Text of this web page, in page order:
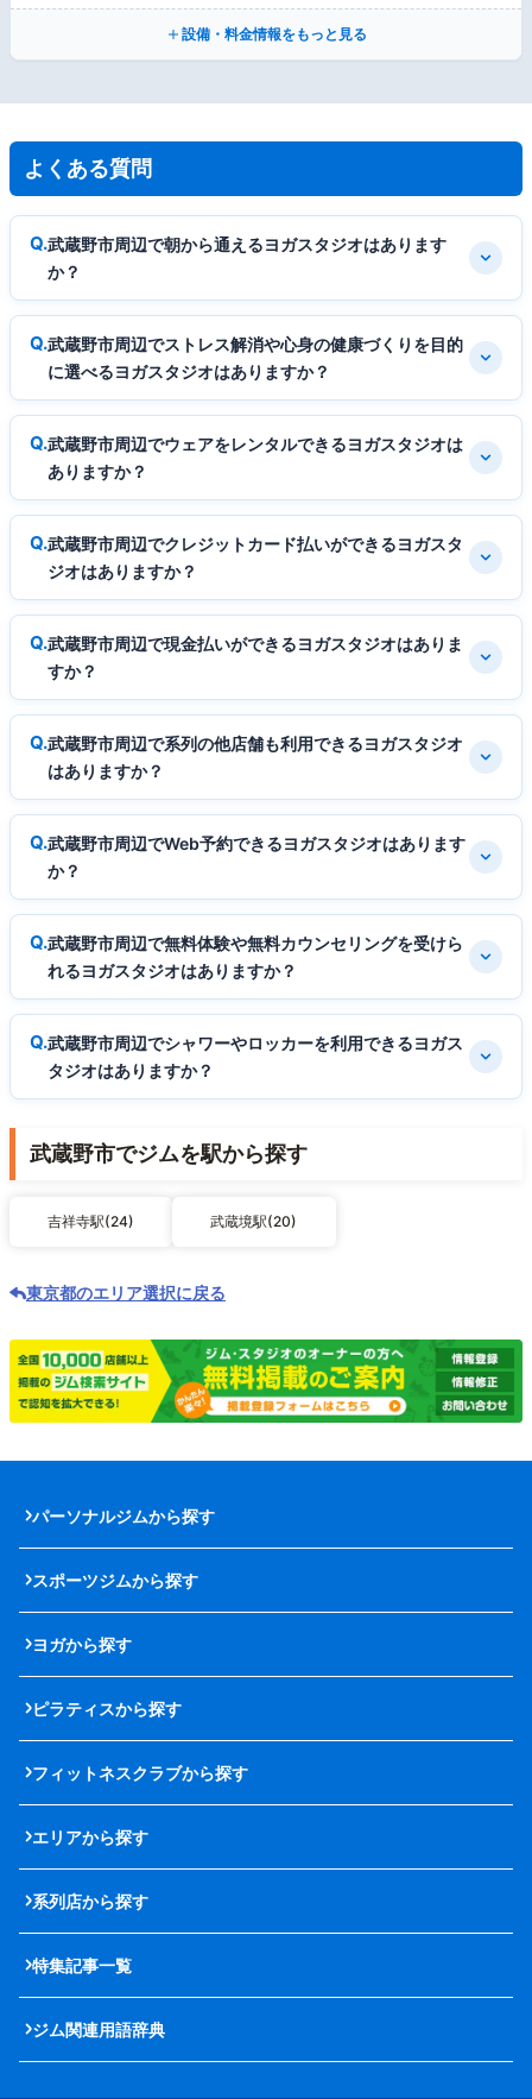
設備・料金情報をもっと見る
よくある質問
武蔵野市周辺で朝から通えるヨガスタジオはあります
か？
武蔵野市周辺でストレス解消や心身の健康づくりを目的
に選べるヨガスタジオはありますか？
武蔵野市周辺でウェアをレンタルできるヨガスタジオは
ありますか？
武蔵野市周辺でクレジットカード払いができるヨガスタ
ジオはありますか？
武蔵野市周辺で現金払いができるヨガスタジオはありま
すか？
武蔵野市周辺で系列の他店舗も利用できるヨガスタジオ
はありますか？
武蔵野市周辺でWeb予約できるヨガスタジオはあります
か？
武蔵野市周辺で無料体験や無料カウンセリングを受けら
れるヨガスタジオはありますか？
武蔵野市周辺でシャワーやロッカーを利用できるヨガス
タジオはありますか？
武蔵野市でジムを駅から探す
吉祥寺駅(24) 武蔵境駅(20)
東京都のエリア選択に戻る
パーソナルジムから探す
スポーツジムから探す
ヨガから探す
ピラティスから探す
フィットネスクラブから探す
エリアから探す
系列店から探す
特集記事一覧
ジム関連用語辞典